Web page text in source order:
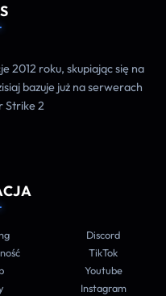
2012 roku, skupiając się na
bazuje już na serwerach
Strike 2
Discord
TikTok
Youtube
Instagram